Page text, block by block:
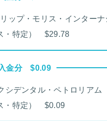
リップ・モリス・インター
・特定） $29.78
金分 $0.09
シデンタル・ペトロリアム
・特定） $0.09